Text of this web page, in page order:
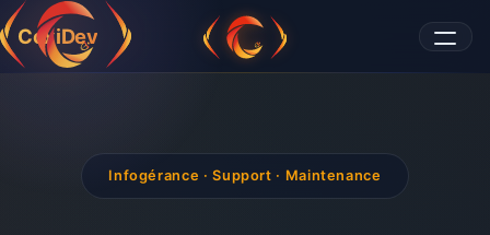
CoxiDev
Infogérance · Support · Maintenance